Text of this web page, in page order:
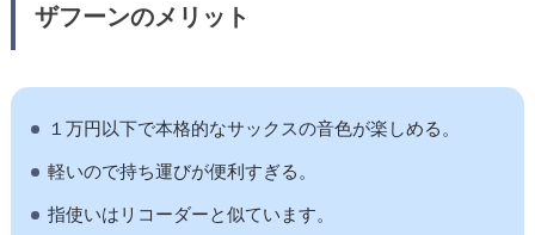
ザフーンのメリット
１万円以下で本格的なサックスの音色が楽しめる。
軽いので持ち運びが便利すぎる。
指使いはリコーダーと似ています。